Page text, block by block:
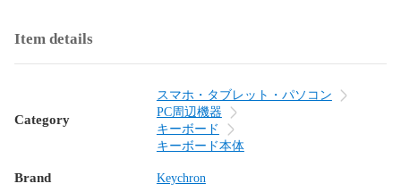
Item details
Category
スマホ・タブレット・パソコン
PC周辺機器
キーボード
キーボード本体
Brand Keychron